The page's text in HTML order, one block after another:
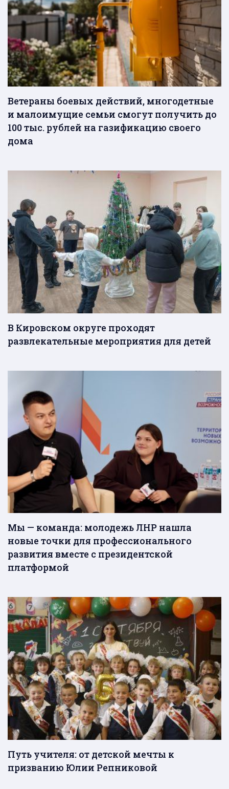
Ветераны боевых действий, многодетные
и малоимущие семьи смогут получить до
100 тыс. рублей на газификацию своего
дома
В Кировском округе проходят
развлекательные мероприятия для детей
Мы — команда: молодежь ЛНР нашла
новые точки для профессионального
развития вместе с президентской
платформой
Путь учителя: от детской мечты к
призванию Юлии Репниковой